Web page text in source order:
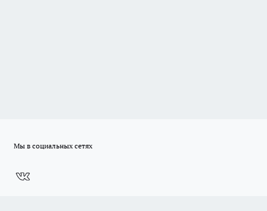
Мы в социальных сетях